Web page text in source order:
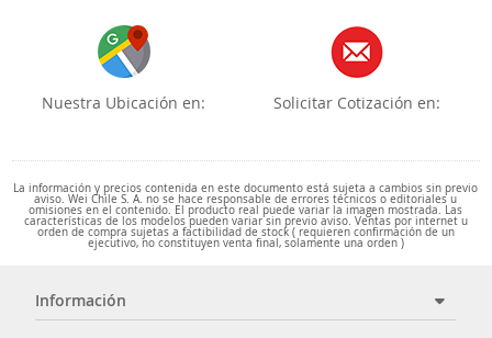
Nuestra Ubicación en: Solicitar Cotización en:
La información y precios contenida en este documento está sujeta a cambios sin previo
aviso. Wei Chile S. A. no se hace responsable de errores técnicos o editoriales u
omisiones en el contenido. El producto real puede variar la imagen mostrada. Las
características de los modelos pueden variar sin previo aviso. Ventas por internet u
orden de compra sujetas a factibilidad de stock ( requieren confirmación de un
ejecutivo, no constituyen venta final, solamente una orden )
Información